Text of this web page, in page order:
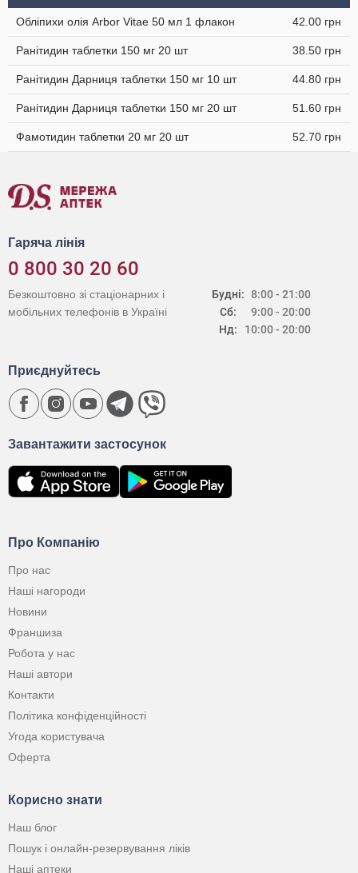
Обліпихи олія Arbor Vitae 50 мл 1 флакон 42.00 грн
Ранітидин таблетки 150 мг 20 шт 38.50 грн
Ранітидин Дарниця таблетки 150 мг 10 шт 44.80 грн
Ранітидин Дарниця таблетки 150 мг 20 шт 51.60 грн
Фамотидин таблетки 20 мг 20 шт 52.70 грн
Гаряча лінія
0 800 30 20 60
Будні:
Сб:
Нд:
8:00 - 21:00
9:00 - 20:00
10:00 - 20:00
Безкоштовно зі стаціонарних і
мобільних телефонів в Україні
Про Компанію
Про нас
Наші нагороди
Новини
Франшиза
Робота у нас
Наші автори
Контакти
Політика конфіденційності
Угода користувача
Оферта
Корисно знати
Наш блог
Пошук і онлайн-резервування ліків
Наші аптеки
Завантажити застосунок
Приєднуйтесь